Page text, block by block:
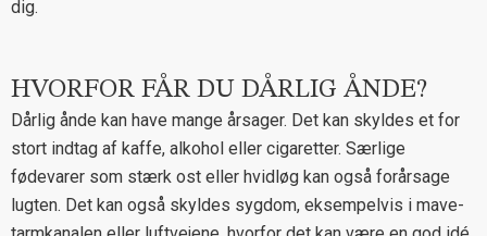
dig.
HVORFOR FÅR DU DÅRLIG ÅNDE?
Dårlig ånde kan have mange årsager. Det kan skyldes et for
stort indtag af kaffe, alkohol eller cigaretter. Særlige
fødevarer som stærk ost eller hvidløg kan også forårsage
lugten. Det kan også skyldes sygdom, eksempelvis i mave-